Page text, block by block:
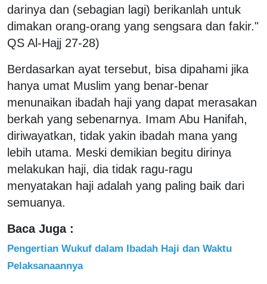
darinya dan (sebagian lagi) berikanlah untuk
dimakan orang-orang yang sengsara dan fakir."
QS Al-Hajj 27-28)
Berdasarkan ayat tersebut, bisa dipahami jika
hanya umat Muslim yang benar-benar
menunaikan ibadah haji yang dapat merasakan
berkah yang sebenarnya. Imam Abu Hanifah,
diriwayatkan, tidak yakin ibadah mana yang
lebih utama. Meski demikian begitu dirinya
melakukan haji, dia tidak ragu-ragu
menyatakan haji adalah yang paling baik dari
semuanya.
Baca Juga :
Pengertian Wukuf dalam Ibadah Haji dan Waktu
Pelaksanaannya